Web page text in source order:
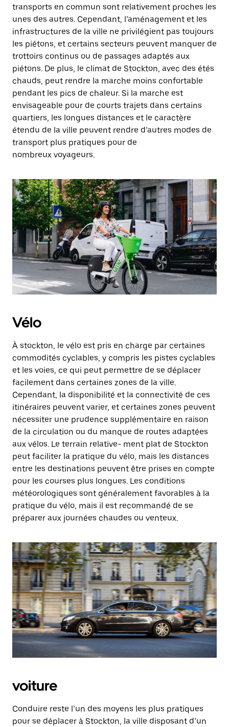
transports en commun sont relativement proches les
unes des autres. Cependant, l’aménagement et les
infrastructures de la ville ne privilégient pas toujours
les piétons, et certains secteurs peuvent manquer de
trottoirs continus ou de passages adaptés aux
piétons. De plus, le climat de Stockton, avec des étés
chauds, peut rendre la marche moins confortable
pendant les pics de chaleur. Si la marche est
envisageable pour de courts trajets dans certains
quartiers, les longues distances et le caractère
étendu de la ville peuvent rendre d’autres modes de
transport plus pratiques pour de
nombreux voyageurs.
Vélo
À stockton, le vélo est pris en charge par certaines
commodités cyclables, y compris les pistes cyclables
et les voies, ce qui peut permettre de se déplacer
facilement dans certaines zones de la ville.
Cependant, la disponibilité et la connectivité de ces
itinéraires peuvent varier, et certaines zones peuvent
nécessiter une prudence supplémentaire en raison
de la circulation ou du manque de routes adaptées
aux vélos. Le terrain relative- ment plat de Stockton
peut faciliter la pratique du vélo, mais les distances
entre les destinations peuvent être prises en compte
pour les courses plus longues. Les conditions
météorologiques sont généralement favorables à la
pratique du vélo, mais il est recommandé de se
préparer aux journées chaudes ou venteux.
voiture
Conduire reste l’un des moyens les plus pratiques
pour se déplacer à Stockton, la ville disposant d’un